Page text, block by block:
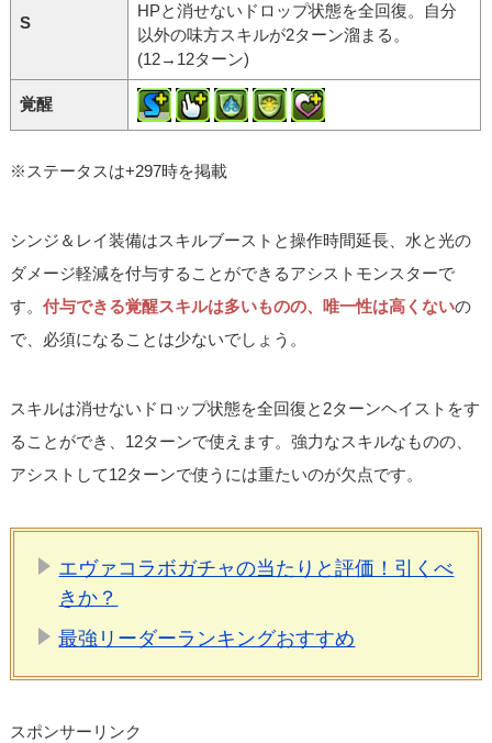
S
HPと消せないドロップ状態を全回復。自分
以外の味方スキルが2ターン溜まる。
(12→12ターン)
覚醒
※ステータスは+297時を掲載
シンジ＆レイ装備はスキルブーストと操作時間延長、水と光の
ダメージ軽減を付与することができるアシストモンスターで
す。付与できる覚醒スキルは多いものの、唯一性は高くないの
で、必須になることは少ないでしょう。
スキルは消せないドロップ状態を全回復と2ターンヘイストをす
ることができ、12ターンで使えます。強力なスキルなものの、
アシストして12ターンで使うには重たいのが欠点です。
エヴァコラボガチャの当たりと評価！引くべ
きか？
最強リーダーランキングおすすめ
スポンサーリンク